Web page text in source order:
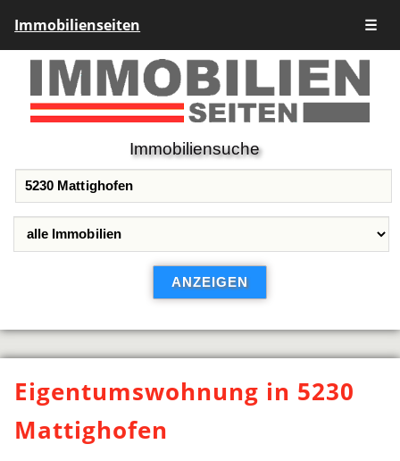
Immobilienseiten ☰
Immobiliensuche
Eigentumswohnung in 5230
Mattighofen